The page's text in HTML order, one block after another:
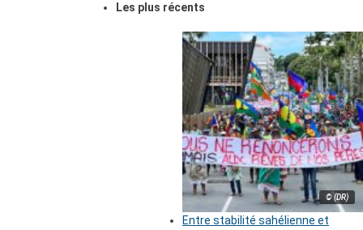
Les plus récents
© (DR)
Entre stabilité sahélienne et